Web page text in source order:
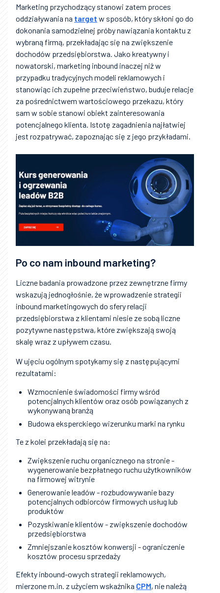
Marketing przychodzący stanowi zatem proces
oddziaływania na target w sposób, który skłoni go do
dokonania samodzielnej próby nawiązania kontaktu z
wybraną firmą, przekładając się na zwiększenie
dochodów przedsiębiorstwa. Jako kreatywny i
nowatorski, marketing inbound inaczej niż w
przypadku tradycyjnych modeli reklamowych i
stanowiąc ich zupełne przeciwieństwo, buduje relacje
za pośrednictwem wartościowego przekazu, który
sam w sobie stanowi obiekt zainteresowania
potencjalnego klienta. Istotę zagadnienia najłatwiej
jest rozpatrywać, zapoznając się z jego przykładami.
Po co nam inbound marketing?
Liczne badania prowadzone przez zewnętrzne firmy
wskazują jednogłośnie, że wprowadzenie strategii
inbound marketingowych do sfery relacji
przedsiębiorstwa z klientami niesie ze sobą liczne
pozytywne następstwa, które zwiększają swoją
skalę wraz z upływem czasu.
W ujęciu ogólnym spotykamy się z następującymi
rezultatami:
Wzmocnienie świadomości firmy wśród
potencjalnych klientów oraz osób powiązanych z
wykonywaną branżą
Budowa eksperckiego wizerunku marki na rynku
Te z kolei przekładają się na:
Zwiększenie ruchu organicznego na stronie -
wygenerowanie bezpłatnego ruchu użytkowników
na firmowej witrynie
Generowanie leadów - rozbudowywanie bazy
potencjalnych odbiorców firmowych usług lub
produktów
Pozyskiwanie klientów - zwiększenie dochodów
przedsiębiorstwa
Zmniejszanie kosztów konwersji - ograniczenie
kosztów procesu sprzedaży
Efekty inbound-owych strategii reklamowych,
mierzone m.in. z użyciem wskaźnika CPM, nie należą